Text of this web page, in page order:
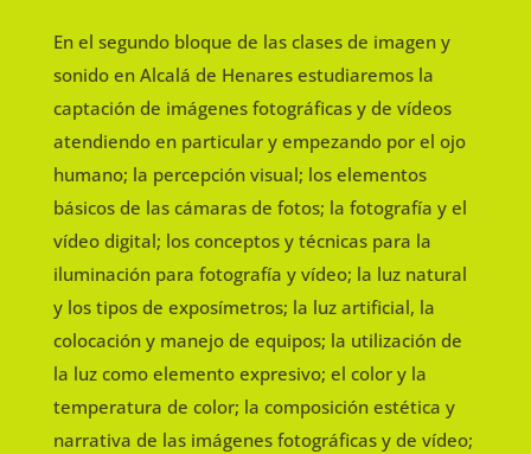
En el segundo bloque de las clases de imagen y
sonido en Alcalá de Henares estudiaremos la
captación de imágenes fotográficas y de vídeos
atendiendo en particular y empezando por el ojo
humano; la percepción visual; los elementos
básicos de las cámaras de fotos; la fotografía y el
vídeo digital; los conceptos y técnicas para la
iluminación para fotografía y vídeo; la luz natural
y los tipos de exposímetros; la luz artificial, la
colocación y manejo de equipos; la utilización de
la luz como elemento expresivo; el color y la
temperatura de color; la composición estética y
narrativa de las imágenes fotográficas y de vídeo;